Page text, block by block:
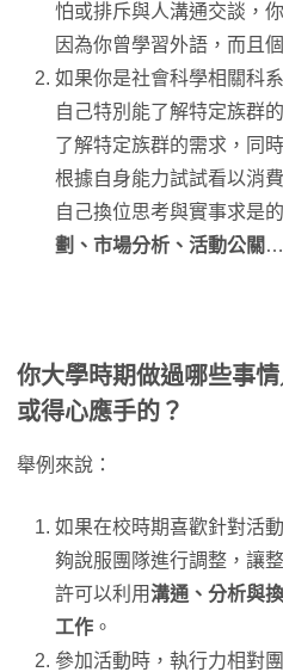
怕或排斥與人溝通交談，
因為你曾學習外語，而且
如果你是社會科學相關科
自己特別能了解特定族群
了解特定族群的需求，同
根據自身能力試試看以消
自己換位思考與實事求是
劃、市場分析、活動公關 …
你大學時期做過哪些事
或得心應手的？
舉例來說：
如果在校時期喜歡針對活
夠說服團隊進行調整，讓
許可以利用溝通、分析與
工作 。
參加活動時，執行力相對